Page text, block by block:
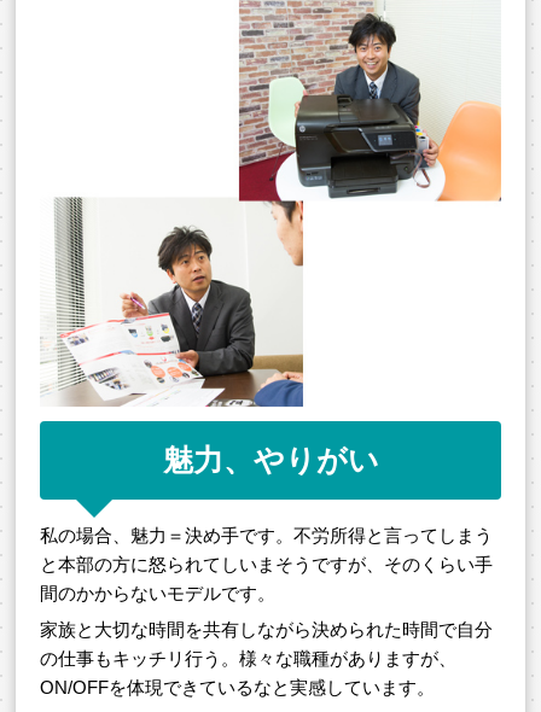
魅力、やりがい
私の場合、魅力＝決め手です。不労所得と言ってしまう
と本部の方に怒られてしいまそうですが、そのくらい手
間のかからないモデルです。
家族と大切な時間を共有しながら決められた時間で自分
の仕事もキッチリ行う。様々な職種がありますが、
ON/OFFを体現できているなと実感しています。